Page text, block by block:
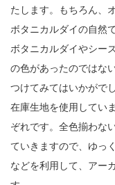
たします。もちろん、
ボタニカルダイの自然
ボタニカルダイやシー
の色があったのではな
つけてみてはいかがでし
在庫生地を使用してい
ぞれです。全色揃わな
ていきますので、ゆっ
などを利用して、アー